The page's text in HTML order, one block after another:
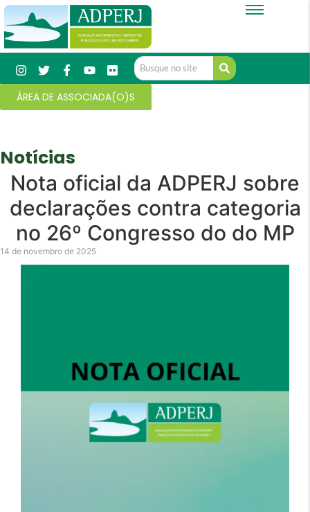
ÁREA DE ASSOCIADA(O)S
Notícias
Nota oficial da ADPERJ sobre
declarações contra categoria
no 26º Congresso do do MP
14 de novembro de 2025